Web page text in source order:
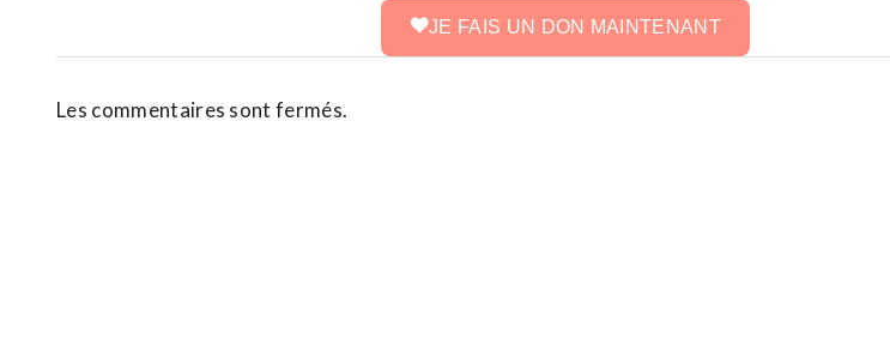
JE FAIS UN DON MAINTENANT
Les commentaires sont fermés.